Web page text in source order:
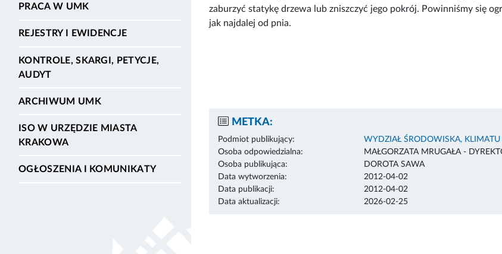
PRACA W UMK
REJESTRY I EWIDENCJE
KONTROLE, SKARGI, PETYCJE,
AUDYT
ARCHIWUM UMK
ISO W URZĘDZIE MIASTA
KRAKOWA
OGŁOSZENIA I KOMUNIKATY
zaburzyć statykę drzewa lub zniszczyć jego pokrój. Powinniśmy się
jak najdalej od pnia.
METKA:
Podmiot publikujący:
WYDZIAŁ ŚRODOWISKA, KLIMATU
Osoba odpowiedzialna:
MAŁGORZATA MRUGAŁA -
Osoba publikująca:
DOROTA SAWA
Data wytworzenia:
2012-04-02
Data publikacji:
2012-04-02
Data aktualizacji:
2026-02-25